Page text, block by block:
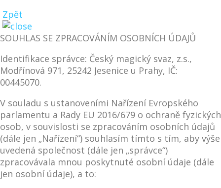
Zpět
SOUHLAS SE ZPRACOVÁNÍM OSOBNÍCH ÚDAJŮ
Identifikace správce: Český magický svaz, z.s.,
Modřínová 971, 25242 Jesenice u Prahy, IČ:
00445070.
V souladu s ustanoveními Nařízení Evropského
parlamentu a Rady EU 2016/679 o ochraně fyzických
osob, v souvislosti se zpracováním osobních údajů
(dále jen „Nařízení“) souhlasím tímto s tím, aby výše
uvedená společnost (dále jen „správce“)
zpracovávala mnou poskytnuté osobní údaje (dále
jen osobní údaje), a to: